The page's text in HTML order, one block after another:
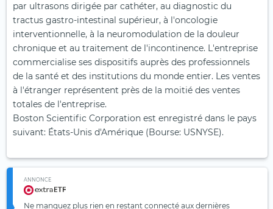
par ultrasons dirigée par cathéter, au diagnostic du
tractus gastro-intestinal supérieur, à l'oncologie
interventionnelle, à la neuromodulation de la douleur
chronique et au traitement de l'incontinence. L'entreprise
commercialise ses dispositifs auprès des professionnels
de la santé et des institutions du monde entier. Les ventes
à l'étranger représentent près de la moitié des ventes
totales de l'entreprise.
Boston Scientific Corporation est enregistré dans le pays
suivant: États-Unis d'Amérique (Bourse: USNYSE).
ANNONCE
Ne manquez plus rien en restant connecté aux dernières